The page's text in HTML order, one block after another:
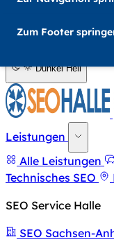
Zum Footer
A- A+
Dunkel Hell
Leistungen
Alle Leistungen
Technisches SEO
SEO Service Halle
SEO Sachsen-